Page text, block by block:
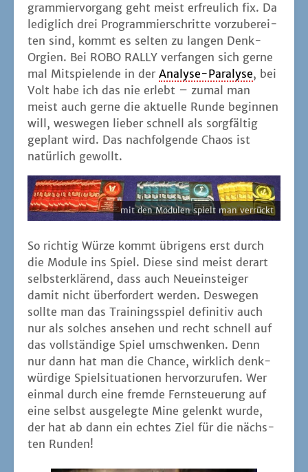
gram­mier­vor­gang geht meist erfreu­lich fix. Da
ledig­lich drei Pro­gram­mier­schrit­te vor­zu­be­rei­
ten sind, kommt es sel­ten zu lan­gen Denk-
Orgi­en. Bei ROBO RALLY ver­fan­gen sich ger­ne
mal Mit­spie­len­de in der Ana­ly­se-Para­ly­se, bei
Volt habe ich das nie erlebt – zumal man
meist auch ger­ne die aktu­el­le Run­de begin­nen
will, wes­we­gen lie­ber schnell als sorg­fäl­tig
geplant wird. Das nach­fol­gen­de Cha­os ist
natür­lich gewollt.
mit den Modu­len spielt man verrückt
So rich­tig Wür­ze kommt übri­gens erst durch
die Modu­le ins Spiel. Die­se sind meist der­art
selbst­er­klä­rend, dass auch Neu­ein­stei­ger
damit nicht über­for­dert wer­den. Des­we­gen
soll­te man das Trai­nings­spiel defi­ni­tiv auch
nur als sol­ches anse­hen und recht schnell auf
das voll­stän­di­ge Spiel umschwen­ken. Denn
nur dann hat man die Chan­ce, wirk­lich denk­
wür­di­ge Spiel­si­tua­tio­nen her­vor­zu­ru­fen. Wer
ein­mal durch eine frem­de Fern­steue­rung auf
eine selbst aus­ge­leg­te Mine gelenkt wur­de,
der hat ab dann ein ech­tes Ziel für die nächs­
ten Runden!